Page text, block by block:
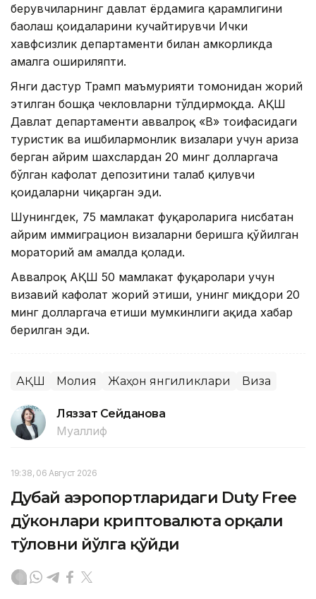
берувчиларнинг давлат ёрдамига қарамлигини
баҳолаш қоидаларини кучайтирувчи Ички
хавфсизлик департаменти билан ҳамкорликда
амалга ошириляпти.
Янги дастур Трамп маъмурияти томонидан жорий
этилган бошқа чекловларни тўлдирмоқда. АҚШ
Давлат департаменти аввалроқ «B» тоифасидаги
туристик ва ишбилармонлик визалари учун ариза
берган айрим шахслардан 20 минг долларгача
бўлган кафолат депозитини талаб қилувчи
қоидаларни чиқарган эди.
Шунингдек, 75 мамлакат фуқароларига нисбатан
айрим иммиграцион визаларни беришга қўйилган
мораторий ҳам амалда қолади.
Аввалроқ АҚШ 50 мамлакат фуқаролари учун
визавий кафолат жорий этиши, унинг миқдори 20
минг долларгача етиши мумкинлиги ҳақида хабар
берилган эди.
АҚШ Молия Жаҳон янгиликлари Виза
Ляззат Сейданова
Муаллиф
19:38, 06 Август 2026
Дубай аэропортларидаги Duty Free
дўконлари криптовалюта орқали
тўловни йўлга қўйди